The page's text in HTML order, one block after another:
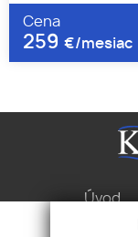
Cena
259 €/mesiac
Úvod